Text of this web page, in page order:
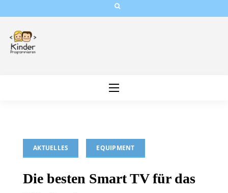
content
AKTUELLES EQUIPMENT
Die besten Smart TV für das